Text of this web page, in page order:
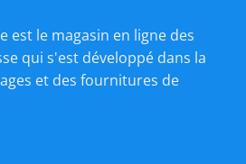
est le magasin en ligne des
qui s'est développé dans la
et des fournitures de